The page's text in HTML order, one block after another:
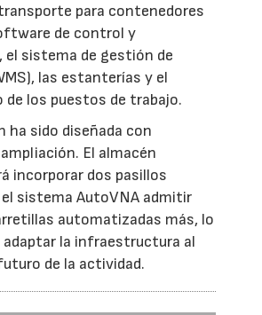
para contenedores
de control y
el sistema de gestión de
las estanterías y el
de los puestos de trabajo.
ha sido diseñada con
El almacén
incorporar dos pasillos
sistema AutoVNA admitir
automatizadas más, lo
adaptar la infraestructura al
de la actividad.